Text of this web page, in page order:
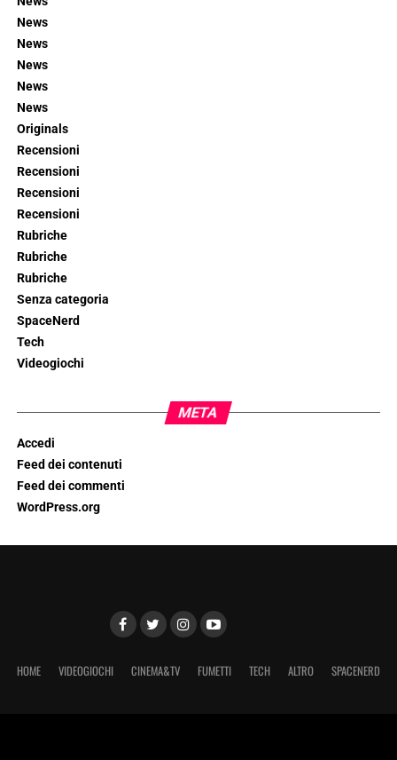
News
News
News
News
News
Originals
Recensioni
Recensioni
Recensioni
Recensioni
Rubriche
Rubriche
Rubriche
Senza categoria
SpaceNerd
Tech
Videogiochi
META
Accedi
Feed dei contenuti
Feed dei commenti
WordPress.org
HOME VIDEOGIOCHI CINEMA&TV FUMETTI TECH ALTRO SPACENERD